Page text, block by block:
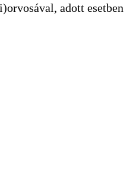
adott esetben